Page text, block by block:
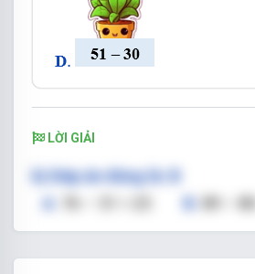
LỜI GIẢI
b)Đáp án đúng là: B
B
25 = 41 D.51 – 30 = 21
Số lớn nhất có một chữ số là: 9